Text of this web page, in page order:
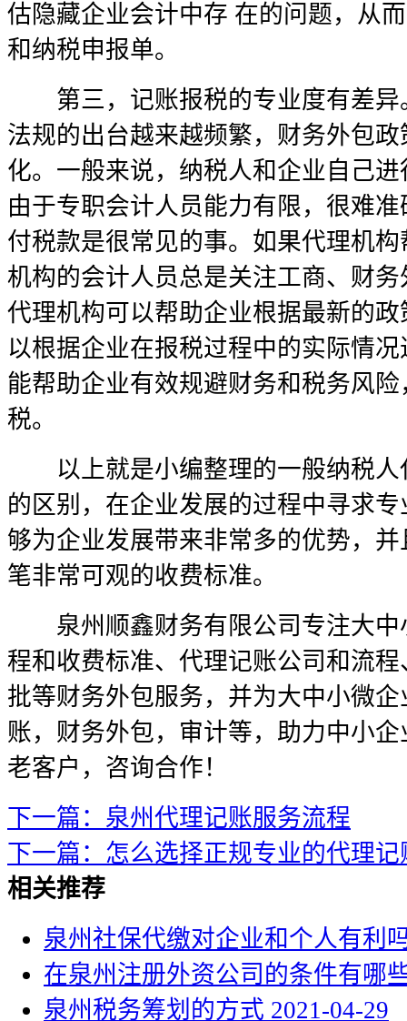
估隐藏企业会计中存 在的问题，从
和纳税申报单。
第三，记账报税的专业度有差异
法规的出台越来越频繁，财务外包
化。一般来说，纳税人和企业自己
由于专职会计人员能力有限，很难
付税款是很常见的事。如果代理机
机构的会计人员总是关注工商、财
代理机构可以帮助企业根据最新的
以根据企业在报税过程中的实际情
能帮助企业有效规避财务和税务风
税。
以上就是小编整理的一般纳税人
的区别，在企业发展的过程中寻求
够为企业发展带来非常多的优势，
笔非常可观的收费标准。
泉州顺鑫财务有限公司专注大中
程和收费标准、代理记账公司和流
批等财务外包服务，并为大中小微
账，财务外包，审计等，助力中小
老客户，咨询合作！
下一篇：泉州代理记账服务流程
下一篇：怎么选择正规专业的代理记
相关推荐
泉州社保代缴对企业和个人有利
在泉州注册外资公司的条件有哪
泉州税务筹划的方式 2021-04-29